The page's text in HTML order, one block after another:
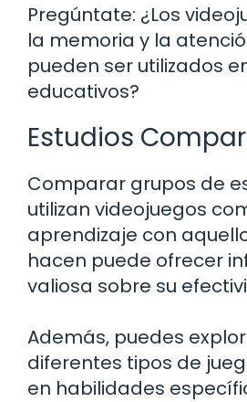
Pregúntate: ¿Los
la memoria y la
pueden ser utilizados
educativos?
Estudios
Comparar grupos de
utilizan videojuegos
aprendizaje con
hacen puede ofrecer
valiosa sobre su
Además, puedes
diferentes tipos de
en habilidades